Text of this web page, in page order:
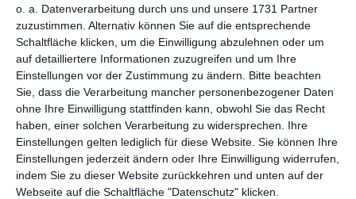
o. a. Datenverarbeitung durch uns und unsere 1731 Partner
zuzustimmen. Alternativ können Sie auf die entsprechende
Schaltfläche klicken, um die Einwilligung abzulehnen oder um
auf detailliertere Informationen zuzugreifen und um Ihre
Einstellungen vor der Zustimmung zu ändern. Bitte beachten
Sie, dass die Verarbeitung mancher personenbezogener Daten
ohne Ihre Einwilligung stattfinden kann, obwohl Sie das Recht
haben, einer solchen Verarbeitung zu widersprechen. Ihre
Einstellungen gelten lediglich für diese Website. Sie können Ihre
Einstellungen jederzeit ändern oder Ihre Einwilligung widerrufen,
indem Sie zu dieser Website zurückkehren und unten auf der
Webseite auf die Schaltfläche "Datenschutz" klicken.
WEITERE KARTEN IN DIESEN
KATEGORIEN ANSEHEN
Humor, lustige Grußkarten
Freizeit
Wetter